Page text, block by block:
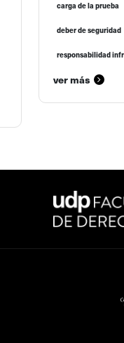
carga de la prueba
deber de seguridad
responsabilidad
ver más